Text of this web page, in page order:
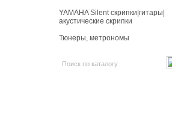
YAMAHA Silent скрипки|гитары|
акустические скрипки
Тюнеры, метрономы